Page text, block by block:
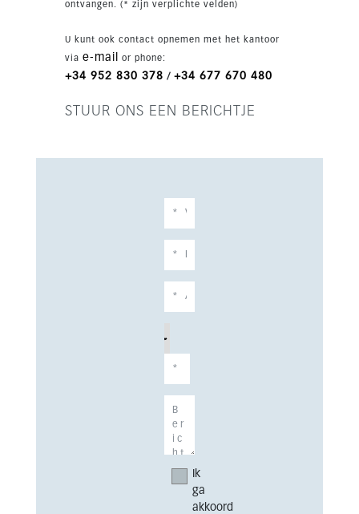
ontvangen. (* zijn verplichte velden)
U kunt ook contact opnemen met het kantoor
via e-mail or phone:
+34 952 830 378 / +34 677 670 480
STUUR ONS EEN BERICHTJE
Ik
ga
akkoord